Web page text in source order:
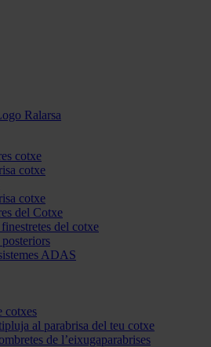
cotxe
cotxe
cotxe
del Cotxe
del cotxe
ADAS
cotxes
al parabrisa del teu cotxe
de l’eixugaparabrises